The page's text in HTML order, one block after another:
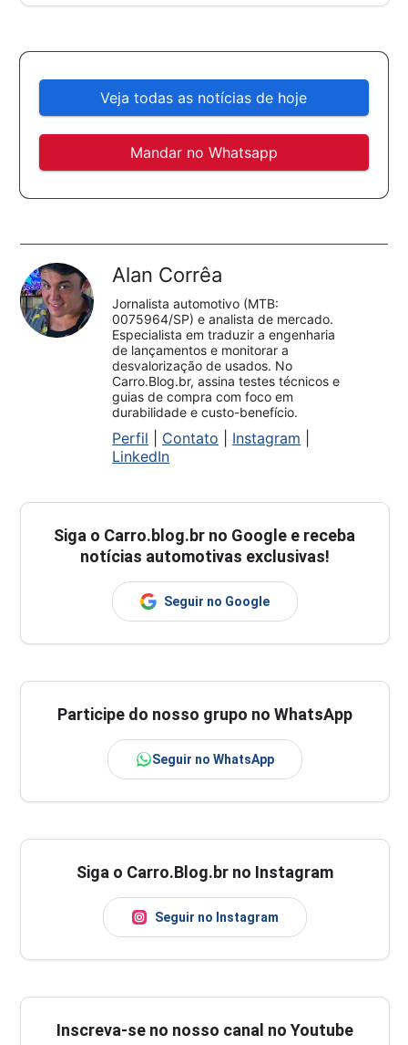
Veja todas as notícias de hoje
Mandar no Whatsapp
Alan Corrêa
Jornalista automotivo (MTB:
0075964/SP) e analista de mercado.
Especialista em traduzir a engenharia
de lançamentos e monitorar a
desvalorização de usados. No
Carro.Blog.br, assina testes técnicos e
guias de compra com foco em
durabilidade e custo-benefício.
Perfil Contato Instagram
LinkedIn
Siga o Carro.blog.br no Google e receba
notícias automotivas exclusivas!
Seguir no Google
Participe do nosso grupo no WhatsApp
Seguir no WhatsApp
Siga o Carro.Blog.br no Instagram
Seguir no Instagram
Inscreva-se no nosso canal no Youtube